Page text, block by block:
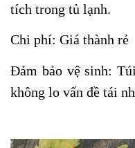
tích trong tủ lạnh.
Chi phí: Giá thành rẻ
Đảm bảo vệ sinh:
không lo vấn đề tái